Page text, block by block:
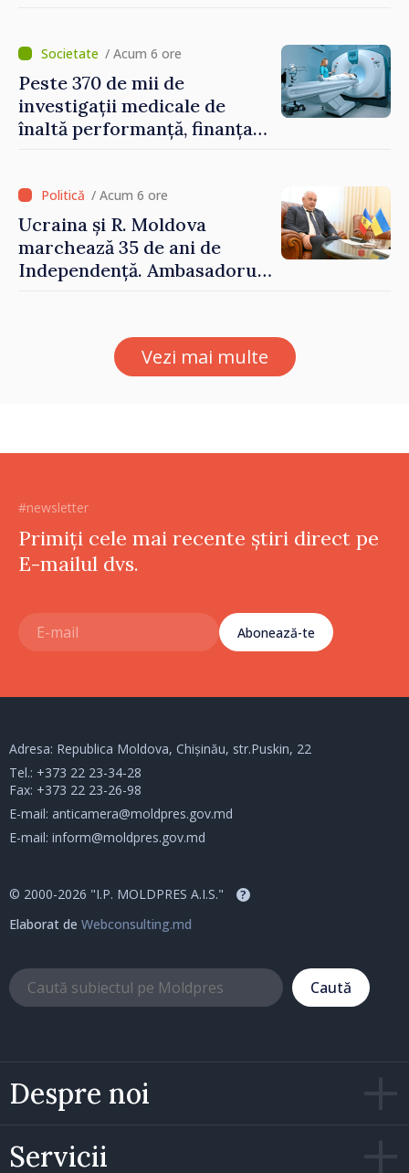
poartă întreaga vină pentru
pericolul adus la casele
oamenilor noștri”
/ Acum 6 ore
Peste 370 de mii de
investigații medicale de
înaltă performanță, finanțate
/ Acum 6 ore
Ucraina și R. Moldova
marchează 35 de ani de
Independență. Ambasadorul
suntem rezistenți și știm să
ne punctăm prioritățile
Vezi mai multe
#newsletter
Primiți cele mai recente știri direct pe
E-mailul dvs.
Abonează-te
Despre noi
Servicii
Adresa: Republica Moldova, Chișinău, str.Puskin, 22
Tel.: +373 22 23-34-28
Fax: +373 22 23-26-98
E-mail: anticamera@moldpres.gov.md
E-mail: inform@moldpres.gov.md
© 2000-2026 "I.P. MOLDPRES A.I.S." ?
Elaborat de Webconsulting.md
Caută